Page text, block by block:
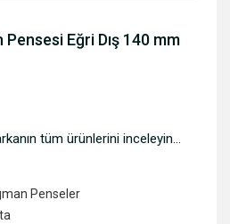
Eğri Dış 140 mm
tüm ürünlerini inceleyin...
Penseler